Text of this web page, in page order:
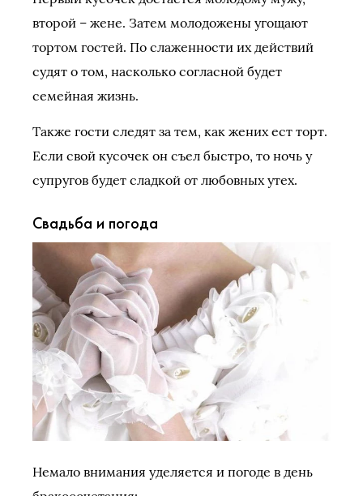
второй – жене. Затем молодожены угощают
тортом гостей. По слаженности их действий
судят о том, насколько согласной будет
семейная жизнь.
Также гости следят за тем, как жених ест торт.
Если свой кусочек он съел быстро, то ночь у
супругов будет сладкой от любовных утех.
Свадьба и погода
Немало внимания уделяется и погоде в день